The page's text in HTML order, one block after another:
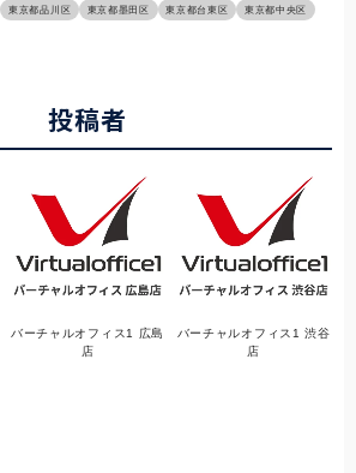
東京都品川区 東京都墨田区 東京都台東区
東京都中央区
投稿者
バーチャルオフィス1 広島
店
バーチャルオフィス1 渋谷
店